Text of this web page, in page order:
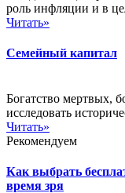
роль инфляции и в
Читать»
Семейный капитал
Богатство мертвых,
исследовать
Читать»
Рекомендуем
Как выбрать
время зря